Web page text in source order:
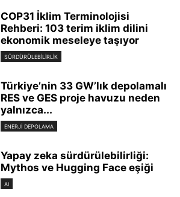
COP31 İklim Terminolojisi
Rehberi: 103 terim iklim dilini
ekonomik meseleye taşıyor
SÜRDÜRÜLEBILIRLIK
Türkiye’nin 33 GW’lık depolamalı
RES ve GES proje havuzu neden
yalnızca...
ENERJI DEPOLAMA
Yapay zeka sürdürülebilirliği:
Mythos ve Hugging Face eşiği
AI